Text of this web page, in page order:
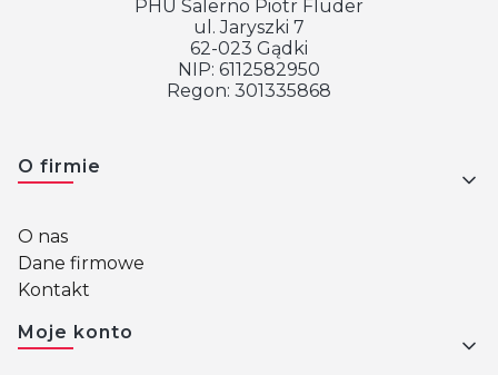
PHU Salerno Piotr Fluder
ul. Jaryszki 7
62-023 Gądki
NIP: 6112582950
Regon: 301335868
Linki w stopce
O firmie
O nas
Dane firmowe
Kontakt
Moje konto